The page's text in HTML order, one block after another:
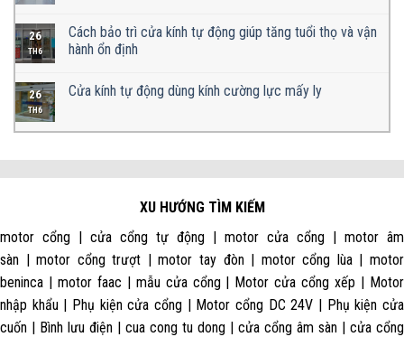
26
TH6
Cách bảo trì cửa kính tự động giúp tăng tuổi thọ và vận
hành ổn định
26
TH6
Cửa kính tự động dùng kính cường lực mấy ly
XU HƯỚNG TÌM KIẾM
motor cổng | cửa cổng tự động | motor cửa cổng | motor âm
sàn | motor cổng trượt | motor tay đòn | motor cổng lùa | motor
beninca | motor faac | mẫu cửa cổng | Motor cửa cổng xếp | Motor
nhập khẩu | Phụ kiện cửa cổng | Motor cổng DC 24V | Phụ kiện cửa
cuốn | Bình lưu điện | cua cong tu dong | cửa cổng âm sàn | cửa cổng